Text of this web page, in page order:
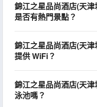
錦江之星品尚酒店(天
是否有熱門景點？
錦江之星品尚酒店(天
提供 WiFi？
錦江之星品尚酒店(天
泳池嗎？